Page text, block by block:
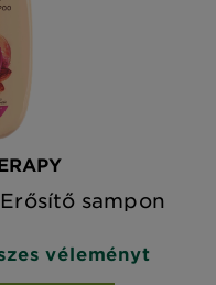
sampon
véleményt